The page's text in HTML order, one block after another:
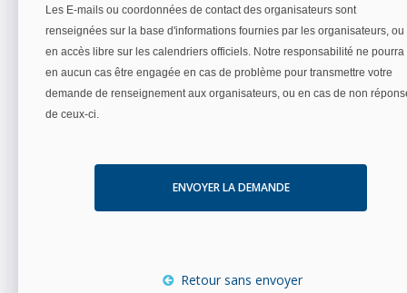
Les E-mails ou coordonnées de contact des organisateurs sont
renseignées sur la base d'informations fournies par les organisateurs, ou
en accès libre sur les calendriers officiels. Notre responsabilité ne pourra
en aucun cas être engagée en cas de problème pour transmettre votre
demande de renseignement aux organisateurs, ou en cas de non
de ceux-ci.
ENVOYER LA DEMANDE
Retour sans envoyer